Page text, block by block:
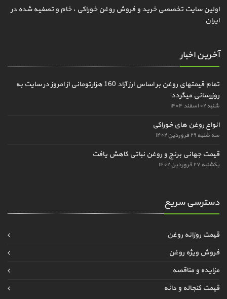
اولین سایت تخصصی خرید و فروش روغن خوراکی ، خام و تصفیه شده در
ایران
آخرین اخبار
تمام قیمتهای روغن بر اساس ارز آزاد 160 هزارتومانی از امروز در سایت به
روزرسانی میگردد
شنبه ۰۲ اسفند ۱۴۰۴
انواع روغن های خوراکی
سه شنبه ۲۹ فروردین ۱۴۰۲
قیمت جهانی برنج و روغن نباتی کاهش یافت
یکشنبه ۲۷ فروردین ۱۴۰۲
دسترسی سریع
قیمت روزانه روغن
فروش ویژه روغن
مزایده و مناقصه
قیمت کنجاله و دانه